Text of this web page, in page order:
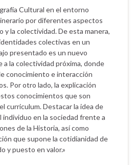
Cultural en el entorno
por diferentes aspectos
y la colectividad. De esta manera,
colectivas en un
presentado es un nuevo
a la colectividad próxima, donde
conocimiento e interacción
Por otro lado, la explicación
conocimientos que son
curriculum. Destacar la idea de
individuo en la sociedad frente a
de la Historia, así como
que supone la cotidianidad de
y puesto en valor.»